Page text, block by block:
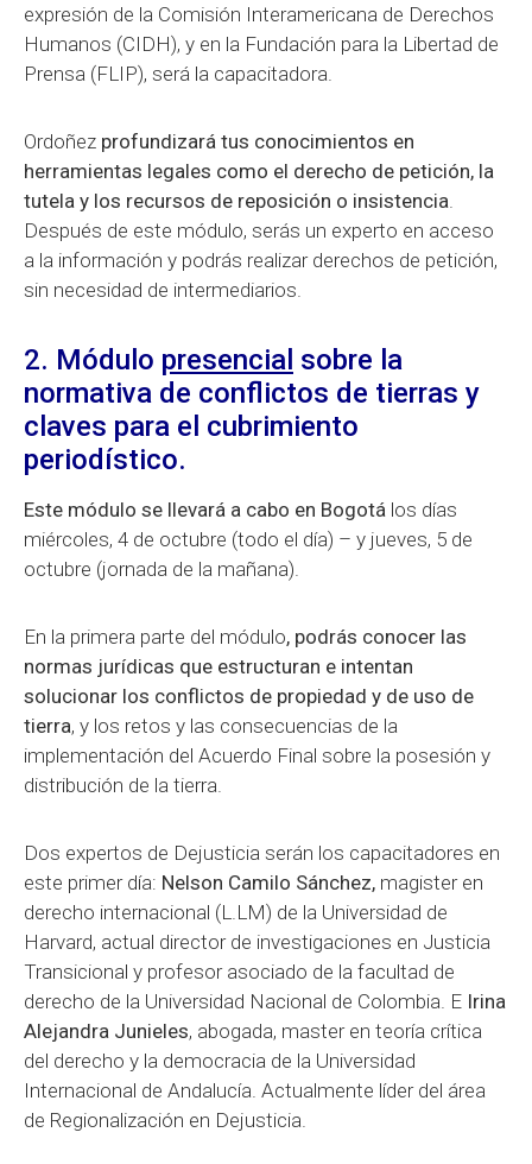
expresión de la Comisión Interamericana de Derechos
Humanos (CIDH), y en la Fundación para la Libertad de
Prensa (FLIP), será la capacitadora.
Ordoñez profundizará tus conocimientos en
herramientas legales como el derecho de petición, la
tutela y los recursos de reposición o insistencia
Después de este módulo, serás un experto en acceso
a la información y podrás realizar derechos de petición,
sin necesidad de intermediarios.
2. Módulo presencial sobre la
normativa de conflictos de tierras y
claves para el cubrimiento
periodístico.
Este módulo se llevará a cabo en Bogotá los días
miércoles, 4 de octubre (todo el día) – y jueves, 5 de
octubre (jornada de la mañana).
En la primera parte del módulo, podrás conocer las
normas jurídicas que estructuran e intentan
solucionar los conflictos de propiedad y de uso de
tierra, y los retos y las consecuencias de la
implementación del Acuerdo Final sobre la posesión y
distribución de la tierra.
Dos expertos de Dejusticia serán los capacitadores en
este primer día: Nelson Camilo Sánchez, magister en
derecho internacional (L.LM) de la Universidad de
Harvard, actual director de investigaciones en Justicia
Transicional y profesor asociado de la facultad de
derecho de la Universidad Nacional de Colombia. E Irina
Alejandra Junieles, abogada, master en teoría crítica
del derecho y la democracia de la Universidad
Internacional de Andalucía. Actualmente líder del área
de Regionalización en Dejusticia.